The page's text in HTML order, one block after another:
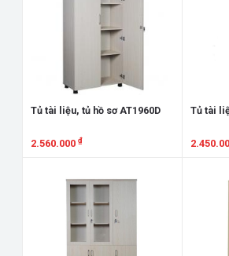
Tủ tài liệu, tủ hồ sơ AT1960D
2.560.000 ₫
Tủ tài